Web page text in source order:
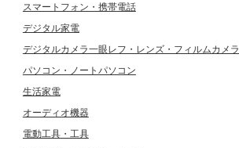
スマートフォン・携帯電話
デジタル家電
デジタルカメラ一眼レフ・レンズ・フィルムカメラ
パソコン・ノートパソコン
生活家電
オーディオ機器
電動工具・工具